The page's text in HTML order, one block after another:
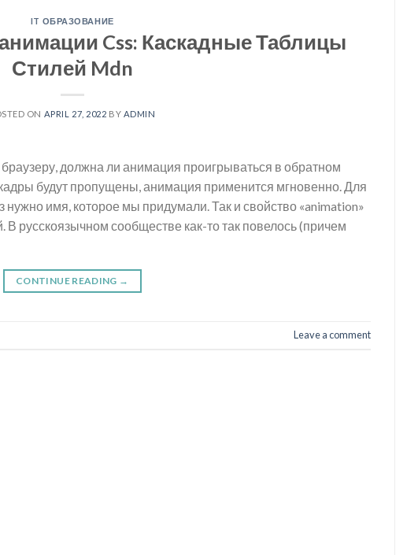
IT ОБРАЗОВАНИЕ
Css: Каскадные Таблицы
Стилей Mdn
ON APRIL 27, 2022 BY ADMIN
должна ли анимация проигрываться в обратном
будут пропущены, анимация применится мгновенно. Для
имя, которое мы придумали. Так и свойство «animation»
В русскоязычном сообществе как-то так повелось (причем
CONTINUE READING →
Leave a comment